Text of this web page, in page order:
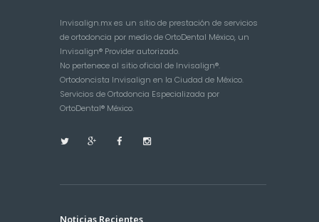
Invisalign.mx es un sitio de prestación de servicios
de ortodoncia por medio de OrtoDental México, un
Invisalign® Provider autorizado.
No pertenece al sitio oficial de Invisalign®.
Ortodoncista Invisalign en la Ciudad de México.
Servicios de Ortodoncia Especializada por
OrtoDental® México.
Noticias Recientes